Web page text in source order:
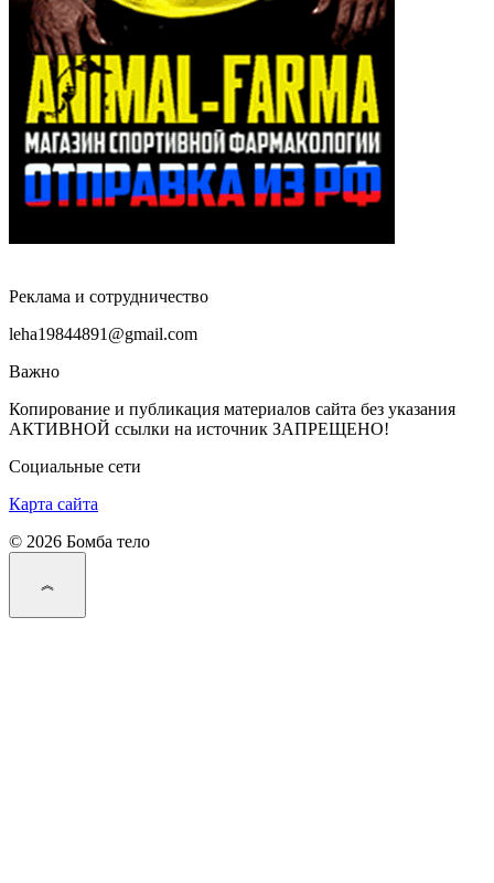
Реклама и сотрудничество
leha19844891@gmail.com
Важно
Копирование и публикация материалов сайта без указания
АКТИВНОЙ ссылки на источник ЗАПРЕЩЕНО!
Социальные сети
Карта сайта
© 2026 Бомба тело